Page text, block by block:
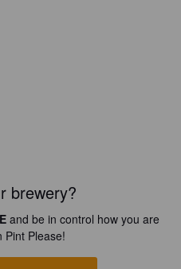
brewery?
and be in control how you are
Pint Please!